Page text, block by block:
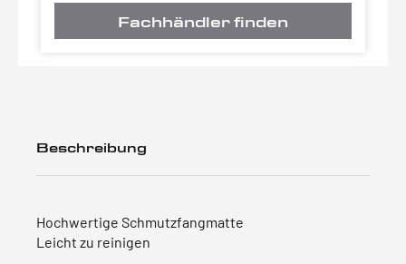
Fachhändler finden
Beschreibung
Hochwertige Schmutzfangmatte
Leicht zu reinigen